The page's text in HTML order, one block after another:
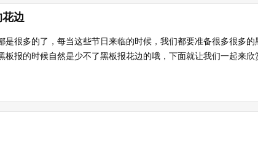
边
是很多的了，每当这些节日来临的时候，我们都要准备很多很多
报的时候自然是少不了黑板报花边的哦，下面就让我们一起来欣